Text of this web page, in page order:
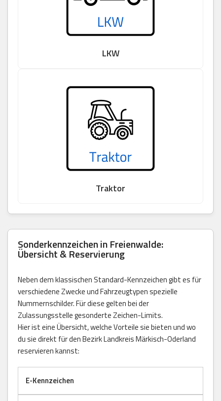
LKW
Traktor
Sonderkennzeichen in Freienwalde:
Übersicht & Reservierung
Neben dem klassischen Standard-Kennzeichen gibt es für
verschiedene Zwecke und Fahrzeugtypen spezielle
Nummernschilder. Für diese gelten bei der
Zulassungsstelle gesonderte Zeichen-Limits.
Hier ist eine Übersicht, welche Vorteile sie bieten und wo
du sie direkt für den Bezirk Landkreis Märkisch-Oderland
reservieren kannst:
E-Kennzeichen